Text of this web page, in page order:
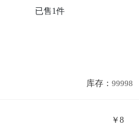
已售1件
库存： 99998
￥ 8